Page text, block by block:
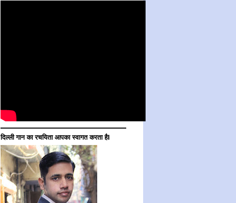
दिल्ली गान का रचयिता आपका स्वागत करता हैI